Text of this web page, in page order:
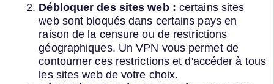
Débloquer des sites web : certains sites
web sont bloqués dans certains pays en
raison de la censure ou de restrictions
géographiques. Un VPN vous permet de
contourner ces restrictions et d'accéder à tous
les sites web de votre choix.